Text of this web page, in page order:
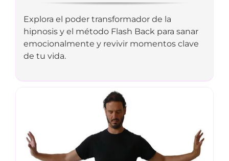
Explora el poder transformador de la
hipnosis y el método Flash Back para sanar
emocionalmente y revivir momentos clave
de tu vida.